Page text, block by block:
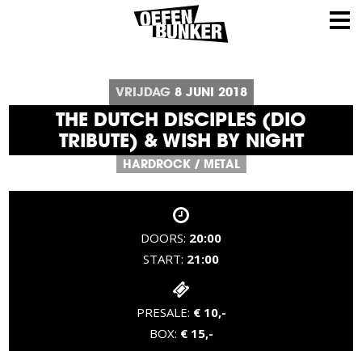
VRIJDAG 8 JUNI 2018
THE DUTCH DISCIPLES (DIO
TRIBUTE) & WISH BY NIGHT
HARDROCK / METAL
DOORS: 20:00
START: 21:00
PRESALE: € 10,-
BOX: € 15,-